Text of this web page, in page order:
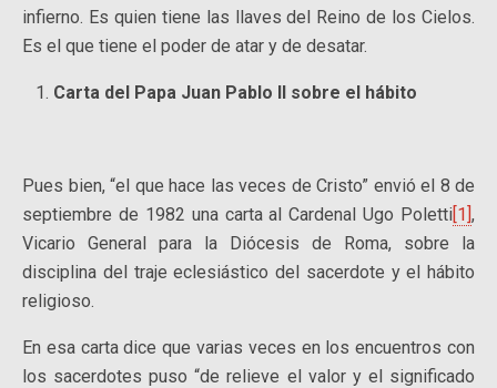
infierno. Es quien tiene las llaves del Reino de los Cielos.
Es el que tiene el poder de atar y de desatar.
Carta del Papa Juan Pablo II sobre el hábito
Pues bien, “el que hace las veces de Cristo” envió el 8 de
septiembre de 1982 una carta al Cardenal Ugo Poletti[1],
Vicario General para la Diócesis de Roma, sobre la
disciplina del traje eclesiástico del sacerdote y el hábito
religioso.
En esa carta dice que varias veces en los encuentros con
los sacerdotes puso “de relieve el valor y el significado